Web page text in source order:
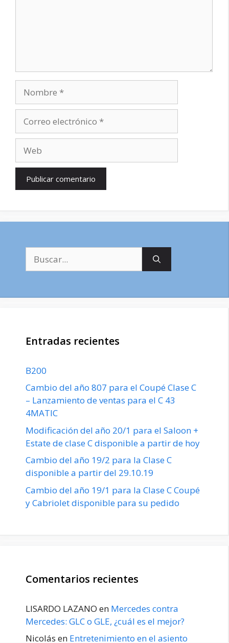
electrónico
Entradas recientes
B200
Cambio del año 807 para el Coupé Clase C
– Lanzamiento de ventas para el C 43
4MATIC
Modificación del año 20/1 para el Saloon +
Estate de clase C disponible a partir de hoy
Cambio del año 19/2 para la Clase C
disponible a partir del 29.10.19
Cambio del año 19/1 para la Clase C Coupé
y Cabriolet disponible para su pedido
Comentarios recientes
LISARDO LAZANO en Mercedes contra
Mercedes: GLC o GLE, ¿cuál es el mejor?
Nicolás en Entretenimiento en el asiento